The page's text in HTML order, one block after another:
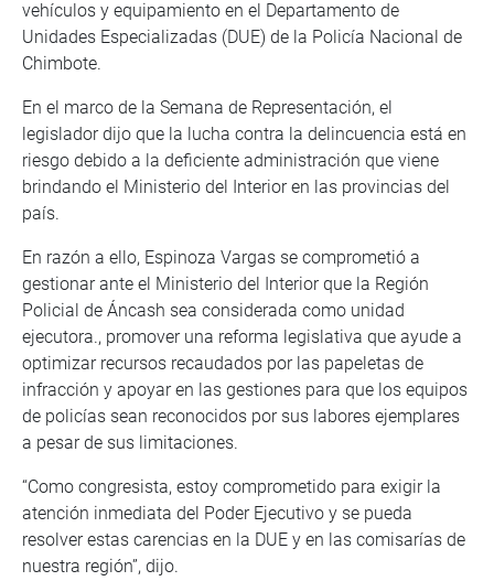
vehículos y equipamiento en el Departamento de
Unidades Especializadas (DUE) de la Policía Nacional de
Chimbote.
En el marco de la Semana de Representación, el
legislador dijo que la lucha contra la delincuencia está en
riesgo debido a la deficiente administración que viene
brindando el Ministerio del Interior en las provincias del
país.
En razón a ello, Espinoza Vargas se comprometió a
gestionar ante el Ministerio del Interior que la Región
Policial de Áncash sea considerada como unidad
ejecutora., promover una reforma legislativa que ayude a
optimizar recursos recaudados por las papeletas de
infracción y apoyar en las gestiones para que los equipos
de policías sean reconocidos por sus labores ejemplares
a pesar de sus limitaciones.
“Como congresista, estoy comprometido para exigir la
atención inmediata del Poder Ejecutivo y se pueda
resolver estas carencias en la DUE y en las comisarías de
nuestra región”, dijo.